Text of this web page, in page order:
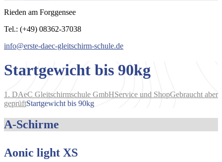
Rieden am Forggensee
Tel.: (+49) 08362-37038
info@erste-daec-gleitschirm-schule.de
Startgewicht bis 90kg
1. DAeC Gleitschirmschule GmbHService und ShopGebraucht aber
geprüftStartgewicht bis 90kg
A-Schirme
Aonic light XS